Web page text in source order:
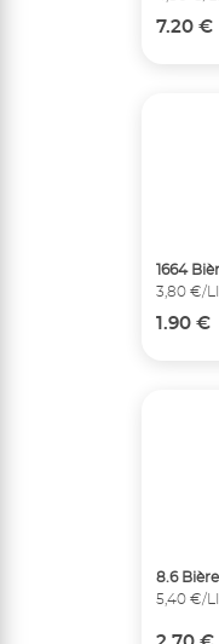
7.20 €
1664
3,80 €/
1.90 €
8.6
5,40 €/